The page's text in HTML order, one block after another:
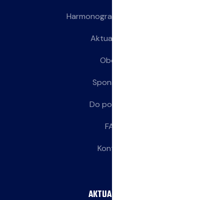
Harmonogram treningów
Aktualności
Obozy
Sponsorzy
Do pobrania
FAQ
Kontakt
AKTUALNOŚCI